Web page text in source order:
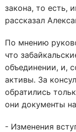
закона, то есть,
рассказал
По мнению
что
объединении, и,
активы. За
обратились
они документы
- Изменения